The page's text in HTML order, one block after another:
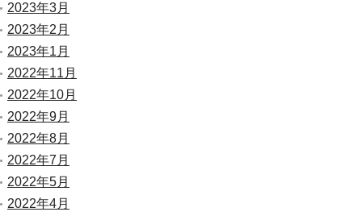
2023年3月
2023年2月
2023年1月
2022年11月
2022年10月
2022年9月
2022年8月
2022年7月
2022年5月
2022年4月